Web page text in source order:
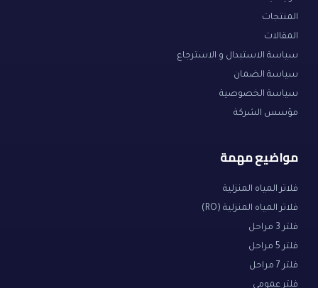
المنتجات
المقالات
سياسة الاستبدال و الاسترجاع
سياسة الضمان
سياسة الخصوصية
مؤسس الشركة
مواضيع مهمة
فلاتر المياه المنزلية
فلاتر المياه المنزلية (RO)
فلتر 3 مراحل
فلتر 5 مراحل
فلتر 7 مراحل
فلتر عمومي